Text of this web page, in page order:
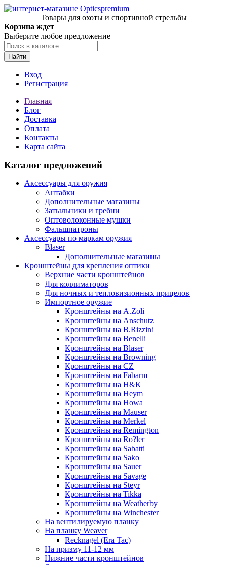
Товары для охоты и спортивной стрельбы
Корзина ждет
Выберите любое предложение
Найти
Вход
Регистрация
Главная
Блог
Доставка
Оплата
Контакты
Карта сайта
Каталог предложений
Аксессуары для оружия
Антабки
Дополнительные магазины
Затыльники и гребни
Оптоволоконные мушки
Фальшпатроны
Аксессуары по маркам оружия
Blaser
Дополнительные магазины
Кронштейны для крепления оптики
Верхние части кронштейнов
Для коллиматоров
Для ночных и тепловизионных прицелов
Импортное оружие
Кронштейны на A.Zoli
Кронштейны на Anschutz
Кронштейны на B.Rizzini
Кронштейны на Benelli
Кронштейны на Blaser
Кронштейны на Browning
Кронштейны на CZ
Кронштейны на Fabarm
Кронштейны на H&K
Кронштейны на Heym
Кронштейны на Howa
Кронштейны на Mauser
Кронштейны на Merkel
Кронштейны на Remington
Кронштейны на Ro?ler
Кронштейны на Sabatti
Кронштейны на Sako
Кронштейны на Sauer
Кронштейны на Savage
Кронштейны на Steyr
Кронштейны на Tikka
Кронштейны на Weatherby
Кронштейны на Winchester
На вентилируемую планку
На планку Weaver
Recknagel (Era Tac)
На призму 11-12 мм
Нижние части кронштейнов